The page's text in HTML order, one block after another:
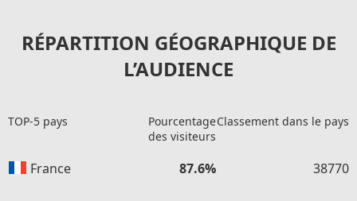
RÉPARTITION GÉOGRAPHIQUE DE
L’AUDIENCE
TOP-5 pays
Pourcentage
des visiteurs
Classement dans le pays
France 87.6% 38770